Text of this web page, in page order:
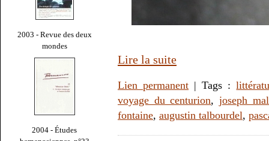
2003 - Revue des deux
mondes
2004 - Études
Lire la suite
Lien permanent | Tags :
voyage du centurion,joseph
fontaine, augustin talbourdel,